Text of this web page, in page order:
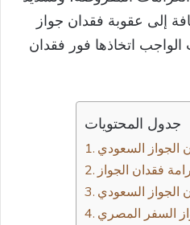
إلى عقوبة فقدان جواز
اتخاذها فور فقدان
جدول المحتويات
فقدان الجواز
الجواز السعودي
السفر المصري